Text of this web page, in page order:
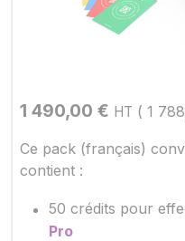
1 490,00 € HT ( 1
Ce pack (français)
contient :
50 crédits pour
Pro